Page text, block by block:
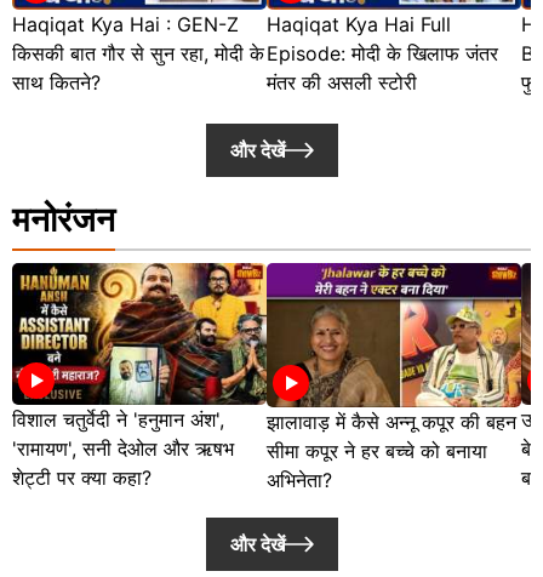
Haqiqat Kya Hai : GEN-Z
किसकी बात गौर से सुन रहा, मोदी के
साथ कितने?
Haqiqat Kya Hai Full
Episode: मोदी के खिलाफ जंतर
मंतर की असली स्टोरी
और देखें
मनोरंजन
विशाल चतुर्वेदी ने 'हनुमान अंश',
'रामायण', सनी देओल और ऋषभ
शेट्टी पर क्या कहा?
झालावाड़ में कैसे अन्नू कपूर की बहन
सीमा कपूर ने हर बच्चे को बनाया
अभिनेता?
और देखें